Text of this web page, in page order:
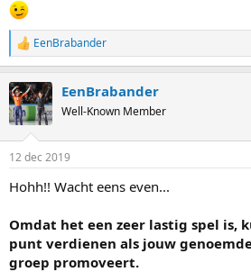
R
e
c
t
i
s
EenBrabander
EenBrabander
Well-Known Member
12 dec 2019
Hohh!! Wacht eens even...
Omdat het een zeer lastig spel is,
punt verdienen als jouw
groep promoveert.